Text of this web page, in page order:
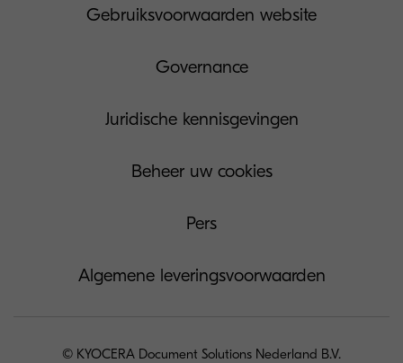
Gebruiksvoorwaarden website
Governance
Juridische kennisgevingen
Beheer uw cookies
Pers
Algemene leveringsvoorwaarden
© KYOCERA Document Solutions Nederland B.V.